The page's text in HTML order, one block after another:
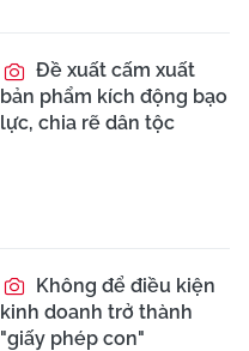
Đề xuất cấm xuất
bản phẩm kích động bạo
lực, chia rẽ dân tộc
Không để điều kiện
kinh doanh trở thành
"giấy phép con"